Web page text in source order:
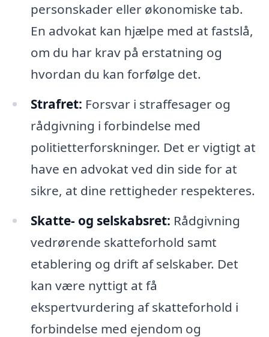
personskader eller økonomiske tab.
En advokat kan hjælpe med at fastslå,
om du har krav på erstatning og
hvordan du kan forfølge det.
Strafret: Forsvar i straffesager og
rådgivning i forbindelse med
politietterforskninger. Det er vigtigt at
have en advokat ved din side for at
sikre, at dine rettigheder respekteres.
Skatte- og selskabsret: Rådgivning
vedrørende skatteforhold samt
etablering og drift af selskaber. Det
kan være nyttigt at få
ekspertvurdering af skatteforhold i
forbindelse med ejendom og